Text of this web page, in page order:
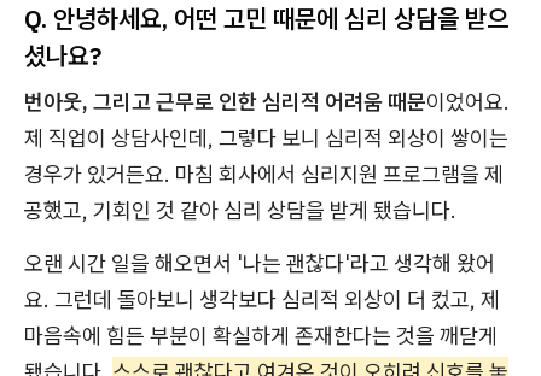
Q. 안녕하세요, 어떤 고민 때문에 심리 상담을 받으
셨나요?
번아웃, 그리고 근무로 인한 심리적 어려움 때문이었어요.
제 직업이 상담사인데, 그렇다 보니 심리적 외상이 쌓이는
경우가 있거든요. 마침 회사에서 심리지원 프로그램을 제
공했고, 기회인 것 같아 심리 상담을 받게 됐습니다.
오랜 시간 일을 해오면서 '나는 괜찮다'라고 생각해 왔어
요. 그런데 돌아보니 생각보다 심리적 외상이 더 컸고, 제
마음속에 힘든 부분이 확실하게 존재한다는 것을 깨닫게